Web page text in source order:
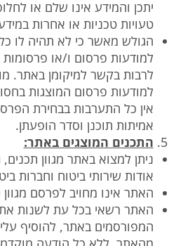
יתכן והמידע אינו שלם או
טעויות טכניות או אחרות
הגולש מאשר כי לא תהיה לו
למודעות פרסום ו/או
לרבות בקשר למיקומן באתר.
למודעות פרסום המוצגות
אין כל התערבות בבחירת
אמיתות תוכנן וסדר הופעתן.
התכנים המוצגים באתר:
ניתן למצוא באתר מגוון
אודות שירותי ביטוח וחברות
האתר אינו מחויב לפרסם
האתר רשאי בכל עת לשנות את
המפורסמים באתר, להוסיף